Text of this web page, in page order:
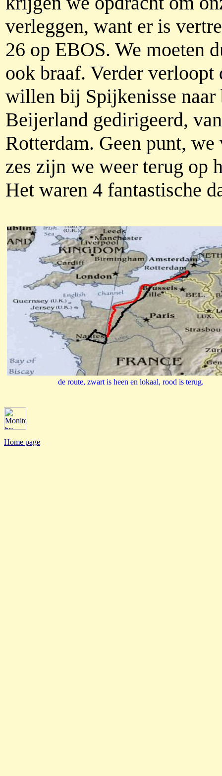
verleggen, want er is
26 op EBOS. We moeten
ook braaf. Verder
willen bij Spijkenisse naar
Beijerland gedirigeerd,
Rotterdam. Geen punt,
zes zijn we weer terug op
Het waren 4 fantastische
de route, zwart is heen en lokaal, rood is terug.
Home page